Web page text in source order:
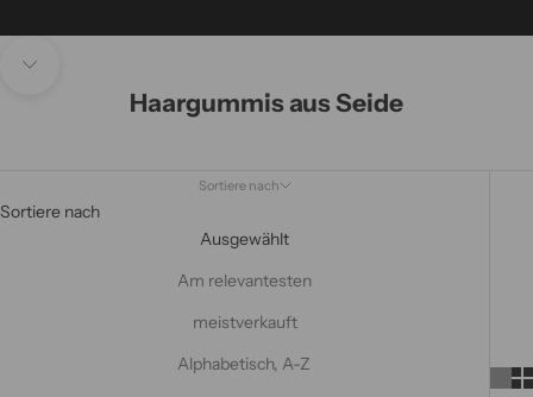
Haargummis aus Seide
Sortiere nach
Sortiere nach
Ausgewählt
Am relevantesten
meistverkauft
Alphabetisch, A-Z